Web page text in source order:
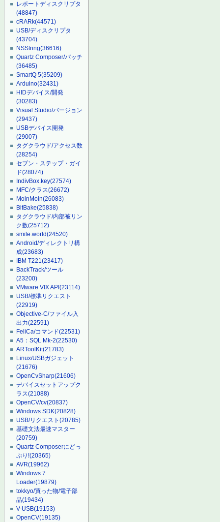
レポートディスクリプタ
(48847)
cRARk(44571)
USB/ディスクリプタ
(43704)
NSString(36616)
Quartz Composer/パッチ
(36485)
SmartQ 5(35209)
Arduino(32431)
HIDデバイス/開発
(30283)
Visual Studio/バージョン
(29437)
USBデバイス開発
(29007)
タグクラウド/アクセス数
(28254)
セブン・ステップ・ガイ
ド(28074)
IndivBox.key(27574)
MFC/クラス(26672)
MoinMoin(26083)
BitBake(25838)
タグクラウド/内部被リン
ク数(25712)
smile.world(24520)
Android/ディレクトリ構
成(23683)
IBM T221(23417)
BackTrack/ツール
(23200)
VMware VIX API(23114)
USB/標準リクエスト
(22919)
Objective-C/ファイル入
出力(22591)
FeliCa/コマンド(22531)
A5：SQL Mk-2(22530)
ARToolKit(21783)
Linux/USBガジェット
(21676)
OpenCvSharp(21606)
デバイスセットアップク
ラス(21088)
OpenCV/cv(20837)
Windows SDK(20828)
USB/リクエスト(20785)
基礎文法最速マスター
(20759)
Quartz Composerにどっ
ぷり!(20365)
AVR(19962)
Windows 7
Loader(19879)
tokkyo/買った物/電子部
品(19434)
V-USB(19153)
OpenCV(19135)